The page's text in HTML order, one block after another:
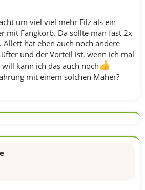
um viel viel mehr Filz als ein
mit Fangkorb. Da sollte man fast 2x
hat eben auch noch andere
und der Vorteil ist, wenn ich mal
kann ich das auch noch
mit einem solchen Mäher?